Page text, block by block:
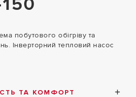
побутового обігріву та
Інверторний тепловий насос
ТА КОМФОРТ